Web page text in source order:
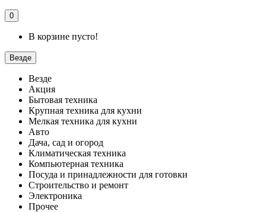
0
В корзине пусто!
Везде
Везде
Акция
Бытовая техника
Крупная техника для кухни
Мелкая техника для кухни
Авто
Дача, сад и огород
Климатическая техника
Компьютерная техника
Посуда и принадлежности для готовки
Строительство и ремонт
Электроника
Прочее